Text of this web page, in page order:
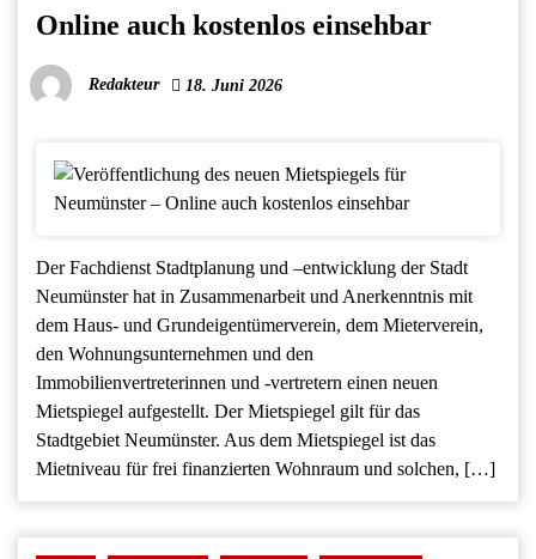
Online auch kostenlos einsehbar
Redakteur 18. Juni 2026
Der Fachdienst Stadtplanung und –entwicklung der Stadt
Neumünster hat in Zusammenarbeit und Anerkenntnis mit
dem Haus- und Grundeigentümerverein, dem Mieterverein,
den Wohnungsunternehmen und den
Immobilienvertreterinnen und -vertretern einen neuen
Mietspiegel aufgestellt. Der Mietspiegel gilt für das
Stadtgebiet Neumünster. Aus dem Mietspiegel ist das
Mietniveau für frei finanzierten Wohnraum und solchen, […]